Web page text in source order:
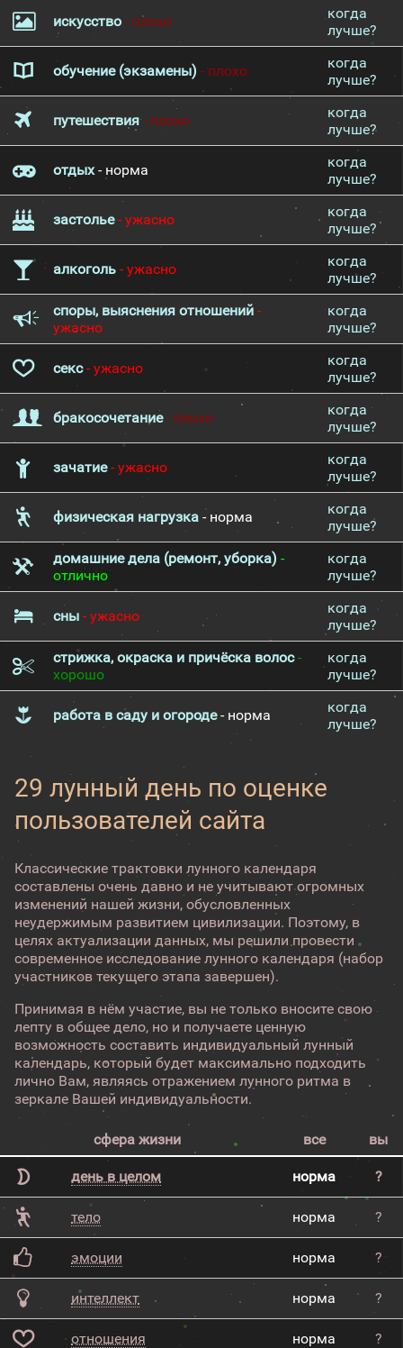
искусство - плохо
когда
лучше?
обучение (экзамены) - плохо
когда
лучше?
путешествия- плохо
когда
лучше?
отдых- норма
когда
лучше?
застолье- ужасно
когда
лучше?
алкоголь - ужасно
когда
лучше?
споры, выяснения отношений -
ужасно
когда
лучше?
секс- ужасно
когда
лучше?
бракосочетание- плохо
когда
лучше?
зачатие- ужасно
когда
лучше?
физическая нагрузка - норма
когда
лучше?
домашние дела (ремонт, уборка) -
отлично
когда
лучше?
сны - ужасно
когда
лучше?
стрижка, окраска и причёска волос-
хорошо
когда
лучше?
работа в саду и огороде- норма
когда
лучше?
29 лунный день по оценке
пользователей сайта
Классические трактовки лунного календаря
составлены очень давно и не учитывают огромных
изменений нашей жизни, обусловленных
неудержимым развитием цивилизации. Поэтому, в
целях актуализации данных, мы решили провести
современное исследование лунного календаря (набор
участников текущего этапа завершен).
Принимая в нём участие, вы не только вносите свою
лепту в общее дело, но и получаете ценную
возможность составить индивидуальный лунный
календарь, который будет максимально подходить
лично Вам, являясь отражением лунного ритма в
зеркале Вашей индивидуальности.
сфера жизни все вы
день в целом норма ?
тело норма ?
эмоции норма ?
интеллект норма ?
отношения норма ?